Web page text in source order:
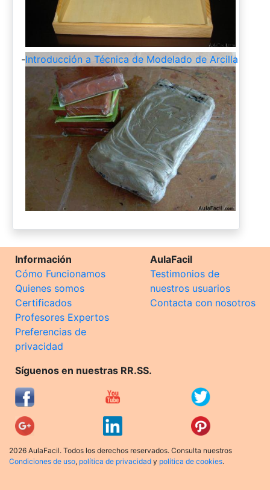
-Introducción a Técnica de Modelado de Arcilla
Información
Cómo Funcionamos
Quienes somos
Certificados
Profesores Expertos
Preferencias de
privacidad
AulaFacil
Testimonios de
nuestros usuarios
Contacta con nosotros
Síguenos en nuestras RR.SS.
2026 AulaFacil. Todos los derechos reservados. Consulta nuestros
Condiciones de uso, política de privacidad y política de cookies.